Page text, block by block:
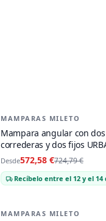
- 21 %
MAMPARAS MILETO
Mampara angular con
correderas y dos fijos
Bronce cepillado
Desde572,58 €724,79 €
Recíbelo entre el 12 y el 14
- 21 %
MAMPARAS MILETO